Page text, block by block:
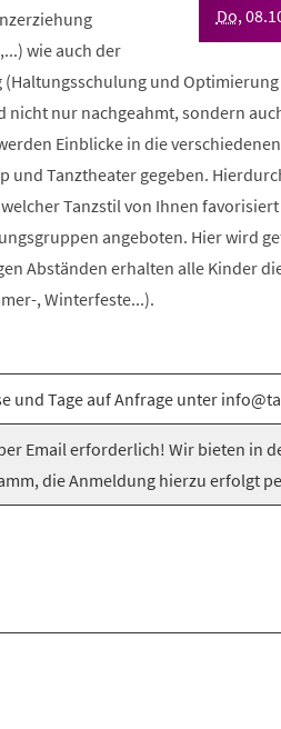
Do,08.
wie auch der
und
nicht nur nachgeahmt, sondern
Einblicke in die
und Tanztheater gegeben.
Tanzstil von Ihnen
angeboten. Hier wird
Abständen erhalten alle Kinder
, Winterfeste...).
und Tage auf Anfrage unter
Email erforderlich! Wir bieten in
die Anmeldung hierzu erfolgt